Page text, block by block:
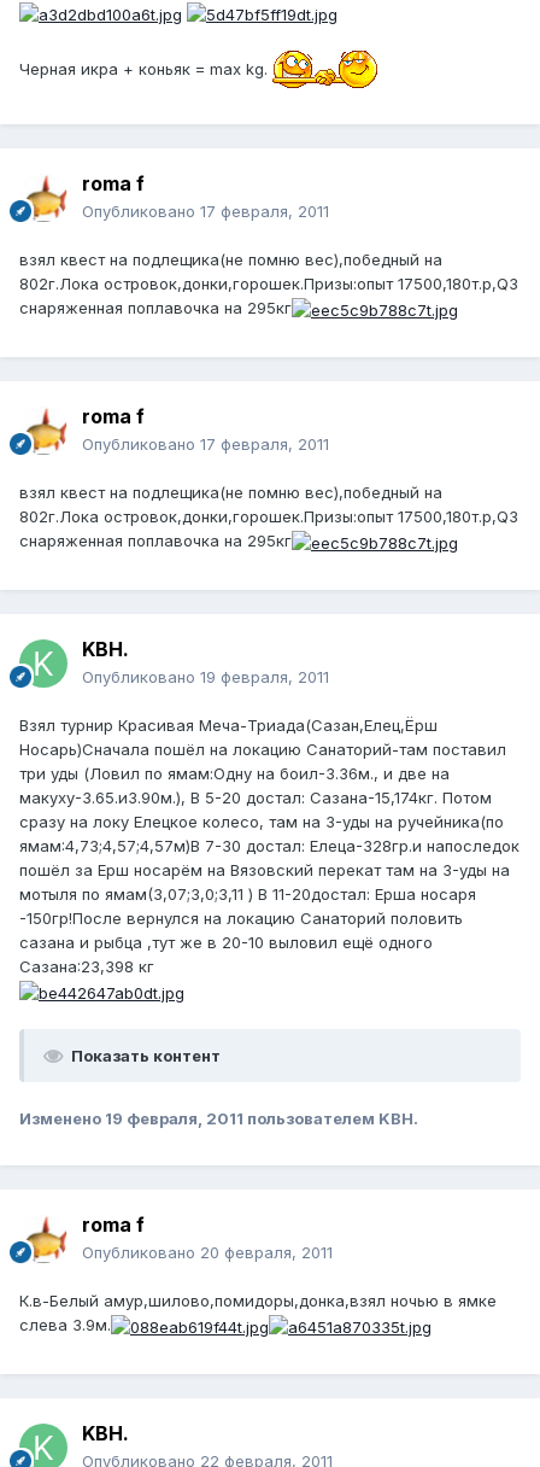
Черная икра + коньяк = max kg.
roma f
Опубликовано 17 февраля, 2011
взял квест на подлещика(не помню вес),победный на
802г.Лока островок,донки,горошек.Призы:опыт 17500,180т.р,Q3
снаряженная поплавочка на 295кг
roma f
Опубликовано 17 февраля, 2011
взял квест на подлещика(не помню вес),победный на
802г.Лока островок,донки,горошек.Призы:опыт 17500,180т.р,Q3
снаряженная поплавочка на 295кг
KBH.
Опубликовано 19 февраля, 2011
Взял турнир Красивая Меча-Триада(Сазан,Елец,Ёрш
Носарь)Сначала пошёл на локацию Санаторий-там поставил
три уды (Ловил по ямам:Одну на боил-3.36м., и две на
макуху-3.65.и3.90м.), В 5-20 достал: Сазана-15,174кг. Потом
сразу на локу Елецкое колесо, там на 3-уды на ручейника(по
ямам:4,73;4,57;4,57м)В 7-30 достал: Елеца-328гр.и напоследок
пошёл за Ерш носарём на Вязовский перекат там на 3-уды на
мотыля по ямам(3,07;3,0;3,11 ) В 11-20достал: Ерша носаря
-150гр!После вернулся на локацию Санаторий половить
сазана и рыбца ,тут же в 20-10 выловил ещё одного
Сазана:23,398 кг
Показать контент
Изменено 19 февраля, 2011 пользователем KBH.
roma f
Опубликовано 20 февраля, 2011
К.в-Белый амур,шилово,помидоры,донка,взял ночью в ямке
слева 3.9м.
KBH.
Опубликовано 22 февраля, 2011